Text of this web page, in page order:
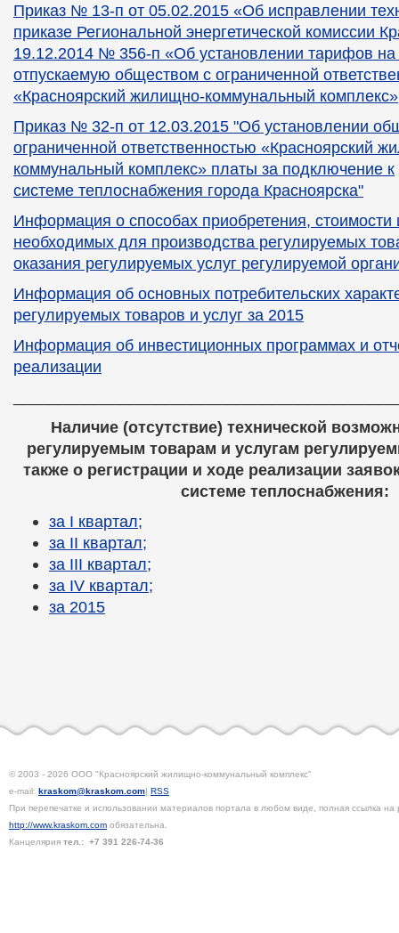
Приказ № 13-п от 05.02.2015 «Об исправлении
приказе Региональной энергетической комиссии
19.12.2014 № 356-п «Об установлении тарифов
отпускаемую обществом с ограниченной
«Красноярский жилищно-коммунальный комплекс»
Приказ № 32-п от 12.03.2015 "Об установлении
ограниченной ответственностью «Красноярский
коммунальный комплекс» платы за подключение к
системе теплоснабжения города Красноярска"
Информация о способах приобретения, стоимости
необходимых для производства регулируемых
оказания регулируемых услуг регулируемой
Информация об основных потребительских
регулируемых товаров и услуг за 2015
Информация об инвестиционных программах и
реализации
Наличие (отсутствие) технической
регулируемым товарам и услугам
также о регистрации и ходе реализации
системе теплоснабжения:
за I квартал;
за II квартал;
за III квартал;
за IV квартал;
за 2015
© 2003 - 2026 ООО "Красноярский жилищно-коммунальный комплекс"
e-mail: kraskom@kraskom.com| RSS
При перепечатке и использовании материалов портала в любом виде, полная ссылка на
http://www.kraskom.com обязательна.
Канцелярия тел.: +7 391 226-74-36